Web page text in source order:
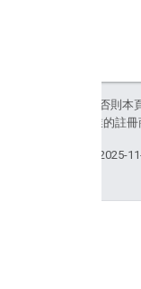
除非另有註明，否則本
和/或其關聯企業的註冊
上次更新時間：2025-